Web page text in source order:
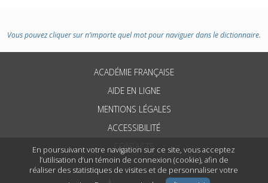
En poursuivant votre navigation sur ce site, vous acceptez
l’utilisation d’un témoin de connexion (cookie), afin de
réaliser des statistiques de visites et de personnaliser votre
Vous pouvez cliquer sur n’importe quel mot pour naviguer dans le dictionnaire.
ACADÉMIE FRANÇAISE
AIDE EN LIGNE
MENTIONS LÉGALES
ACCESSIBILITÉ
CONTACTS